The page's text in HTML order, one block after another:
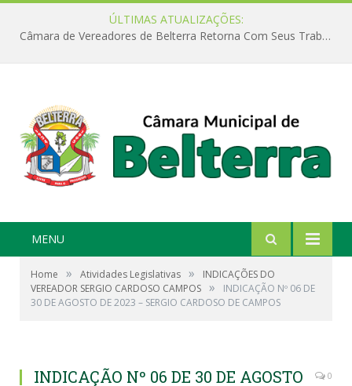
ÚLTIMAS ATUALIZAÇÕES:
Câmara de Vereadores de Belterra Retorna Com Seus Trabalhos Legislativos
MENU
Home » Atividades Legislativas »
INDICAÇÕES DO
VEREADOR SERGIO CARDOSO CAMPOS »
INDICAÇÃO Nº 06 DE
30 DE AGOSTO DE 2023 – SERGIO CARDOSO DE CAMPOS
INDICAÇÃO Nº 06 DE 30 DE AGOSTO
0